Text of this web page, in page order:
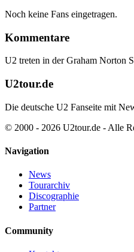
Noch keine Fans eingetragen.
Kommentare
U2 treten in der Graham Norton
U2tour.de
Die deutsche U2 Fanseite mit
© 2000 - 2026 U2tour.de - Alle
Navigation
News
Tourarchiv
Discographie
Partner
Community